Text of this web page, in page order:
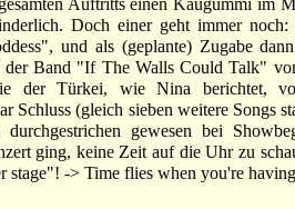
Auftritts einen Kaugummi im
Doch einer geht immer noch:
und als (geplante) Zugabe
Band "If The Walls Could Talk"
der Türkei, wie Nina berichtet,
Schluss (gleich sieben weitere Songs
gewesen bei
ging, keine Zeit auf die Uhr zu
stage"! -> Time flies when you're